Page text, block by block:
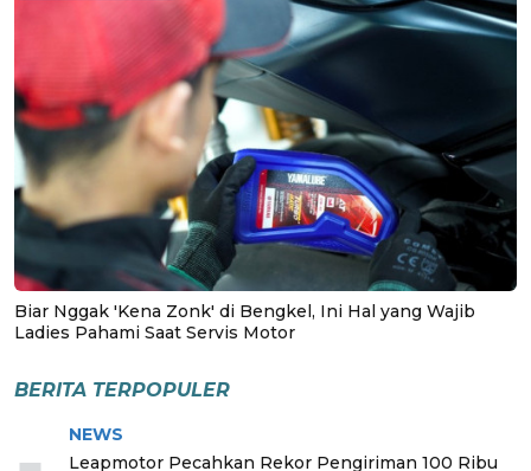
Biar Nggak 'Kena Zonk' di Bengkel, Ini Hal yang Wajib
Ladies Pahami Saat Servis Motor
BERITA TERPOPULER
NEWS
Leapmotor Pecahkan Rekor Pengiriman 100 Ribu